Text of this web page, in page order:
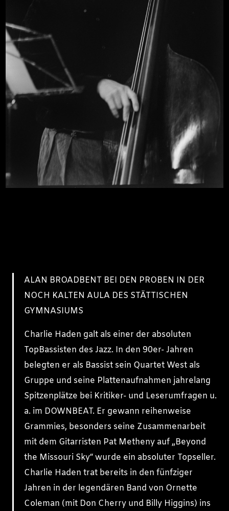
ALAN BROADBENT BEI DEN PROBEN IN DER
NOCH KALTEN AULA DES STÄTTISCHEN
GYMNASIUMS
Charlie Haden galt als einer der absoluten
TopBassisten des Jazz. In den 90er- Jahren
belegten er als Bassist sein Quartet West als
Gruppe und seine Plattenaufnahmen jahrelang
Spitzenplätze bei Kritiker- und Leserumfragen u.
a. im DOWNBEAT. Er gewann reihenweise
Grammies, besonders seine Zusammenarbeit
mit dem Gitarristen Pat Metheny auf „Beyond
the Missouri Sky“ wurde ein absoluter Topseller.
Charlie Haden trat bereits in den fünfziger
Jahren in der legendären Band von Ornette
Coleman (mit Don Cherry und Billy Higgins) ins